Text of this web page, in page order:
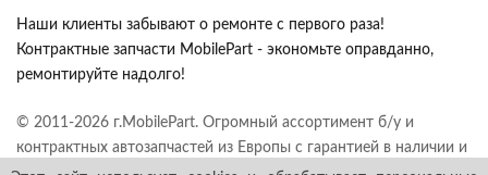
Наши клиенты забывают о ремонте с первого раза!
Контрактные запчасти MobilePart - экономьте оправданно,
ремонтируйте надолго!
© 2011-2026 г.MobilePart. Огромный ассортимент б/у и
контрактных автозапчастей из Европы с гарантией в наличии и